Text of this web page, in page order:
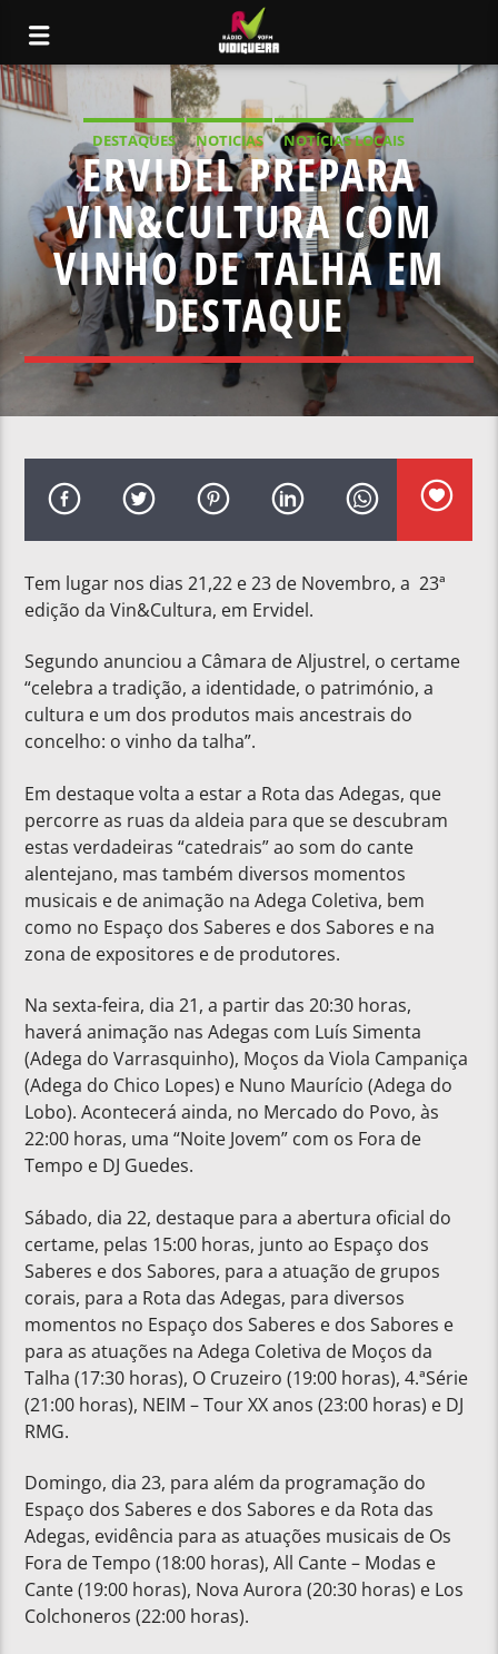
DESTAQUES NOTICIAS
NOTÍCIAS LOCAIS
NOTÍCIAS NACIONAIS
ERVIDEL PREPARA
VIN&CULTURA COM
VINHO DE TALHA EM
DESTAQUE
Tem lugar nos dias 21,22 e 23 de Novembro, a 23ª
edição da Vin&Cultura, em Ervidel.
Segundo anunciou a Câmara de Aljustrel, o certame
“celebra a tradição, a identidade, o património, a
cultura e um dos produtos mais ancestrais do
concelho: o vinho da talha”.
Em destaque volta a estar a Rota das Adegas, que
percorre as ruas da aldeia para que se descubram
estas verdadeiras “catedrais” ao som do cante
alentejano, mas também diversos momentos
musicais e de animação na Adega Coletiva, bem
como no Espaço dos Saberes e dos Sabores e na
zona de expositores e de produtores.
Na sexta-feira, dia 21, a partir das 20:30 horas,
haverá animação nas Adegas com Luís Simenta
(Adega do Varrasquinho), Moços da Viola Campaniça
(Adega do Chico Lopes) e Nuno Maurício (Adega do
Lobo). Acontecerá ainda, no Mercado do Povo, às
22:00 horas, uma “Noite Jovem” com os Fora de
Tempo e DJ Guedes.
Sábado, dia 22, destaque para a abertura oficial do
certame, pelas 15:00 horas, junto ao Espaço dos
Saberes e dos Sabores, para a atuação de grupos
corais, para a Rota das Adegas, para diversos
momentos no Espaço dos Saberes e dos Sabores e
para as atuações na Adega Coletiva de Moços da
Talha (17:30 horas), O Cruzeiro (19:00 horas), 4.ªSérie
(21:00 horas), NEIM – Tour XX anos (23:00 horas) e DJ
RMG.
Domingo, dia 23, para além da programação do
Espaço dos Saberes e dos Sabores e da Rota das
Adegas, evidência para as atuações musicais de Os
Fora de Tempo (18:00 horas), All Cante – Modas e
Cante (19:00 horas), Nova Aurora (20:30 horas) e Los
Colchoneros (22:00 horas).